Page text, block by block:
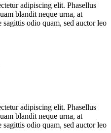
adipiscing elit. Phasellus
blandit neque urna, at
odio quam, sed auctor leo
adipiscing elit. Phasellus
blandit neque urna, at
odio quam, sed auctor leo